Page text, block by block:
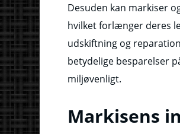
Desuden kan markiser
hvilket forlænger deres
udskiftning og
betydelige besparelser
miljøvenligt.
Markisens